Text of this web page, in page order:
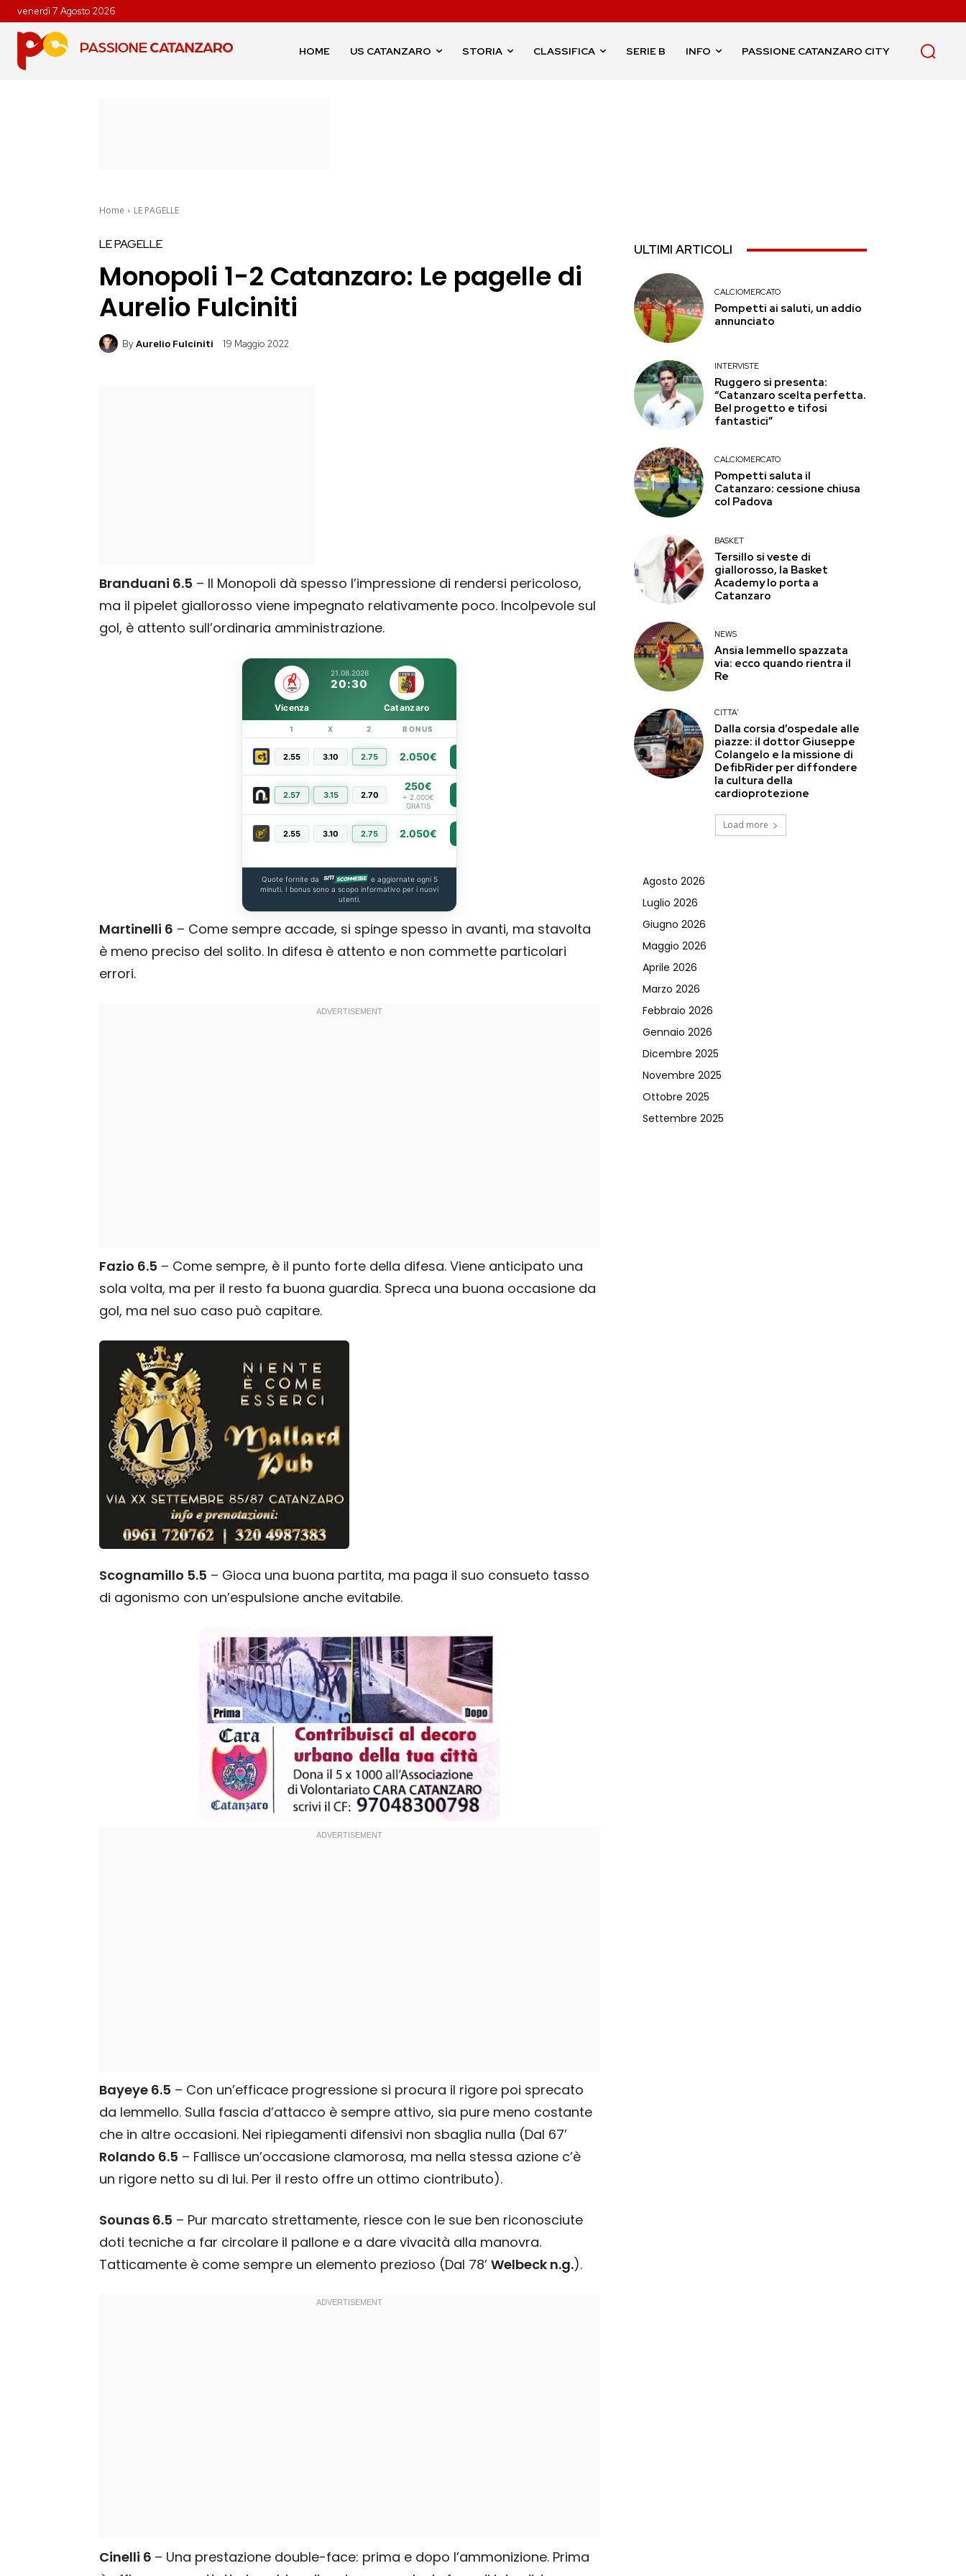
venerdì 7 Agosto 2026
HOME US CATANZARO STORIA CLASSIFICA SERIE B INFO PASSIONE CATANZARO CITY
Home LE PAGELLE
LE PAGELLE
Monopoli 1-2 Catanzaro: Le pagelle di
Aurelio Fulciniti
By Aurelio Fulciniti 19 Maggio 2022
Branduani 6.5 – Il Monopoli dà spesso l’impressione di rendersi pericoloso,
ma il pipelet giallorosso viene impegnato relativamente poco. Incolpevole sul
gol, è attento sull’ordinaria amministrazione.
21.08.2026
20:30
Vicenza Catanzaro
1 X 2 BONUS
2.55 3.10 2.75 2.050€
2.57 3.15 2.70
250€
+ 2.000€
GRATIS
2.55 3.10 2.75 2.050€
Quote fornite da
e aggiornate ogni 5
minuti. I bonus sono a scopo informativo per i nuovi
utenti.
Martinelli 6 – Come sempre accade, si spinge spesso in avanti, ma stavolta
è meno preciso del solito. In difesa è attento e non commette particolari
errori.
Fazio 6.5 – Come sempre, è il punto forte della difesa. Viene anticipato una
sola volta, ma per il resto fa buona guardia. Spreca una buona occasione da
gol, ma nel suo caso può capitare.
Scognamillo 5.5 – Gioca una buona partita, ma paga il suo consueto tasso
di agonismo con un’espulsione anche evitabile.
Bayeye 6.5 – Con un’efficace progressione si procura il rigore poi sprecato
da Iemmello. Sulla fascia d’attacco è sempre attivo, sia pure meno costante
che in altre occasioni. Nei ripiegamenti difensivi non sbaglia nulla (Dal 67’
Rolando 6.5 – Fallisce un’occasione clamorosa, ma nella stessa azione c’è
un rigore netto su di lui. Per il resto offre un ottimo ciontributo).
Sounas 6.5 – Pur marcato strettamente, riesce con le sue ben riconosciute
doti tecniche a far circolare il pallone e a dare vivacità alla manovra.
Tatticamente è come sempre un elemento prezioso (Dal 78’ Welbeck n.g.).
Cinelli 6 – Una prestazione double-face: prima e dopo l’ammonizione. Prima
ULTIMI ARTICOLI
CALCIOMERCATO
Pompetti ai saluti, un addio
annunciato
INTERVISTE
Ruggero si presenta:
“Catanzaro scelta perfetta.
Bel progetto e tifosi
fantastici”
CALCIOMERCATO
Pompetti saluta il
Catanzaro: cessione chiusa
col Padova
BASKET
Tersillo si veste di
giallorosso, la Basket
Academy lo porta a
Catanzaro
NEWS
Ansia Iemmello spazzata
via: ecco quando rientra il
Re
CITTA'
Dalla corsia d’ospedale alle
piazze: il dottor Giuseppe
Colangelo e la missione di
DefibRider per diffondere
la cultura della
cardioprotezione
Load more
Agosto 2026
Luglio 2026
Giugno 2026
Maggio 2026
Aprile 2026
Marzo 2026
Febbraio 2026
Gennaio 2026
Dicembre 2025
Novembre 2025
Ottobre 2025
Settembre 2025